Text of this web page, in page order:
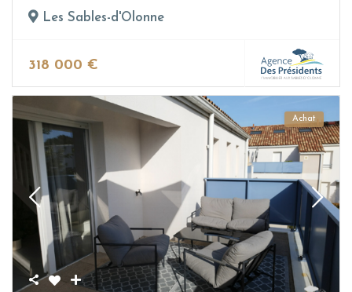
Les Sables-d'Olonne
318 000 €
Achat